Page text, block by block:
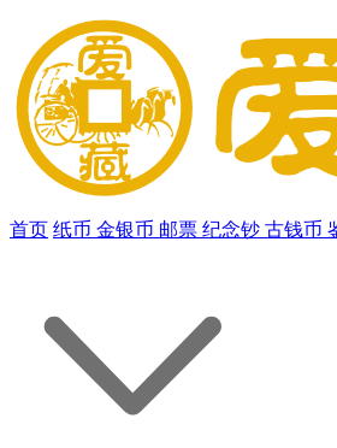
首页 纸币 金银币 邮票 纪念钞 古钱币